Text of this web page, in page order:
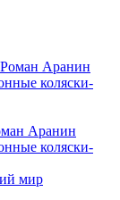
Аранин
коляски-